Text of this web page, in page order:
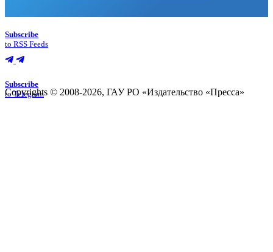
Subscribe
to RSS Feeds
Subscribe
to Telegram
Copyrights © 2008-2026, ГАУ РО «Издательство «Пресса»